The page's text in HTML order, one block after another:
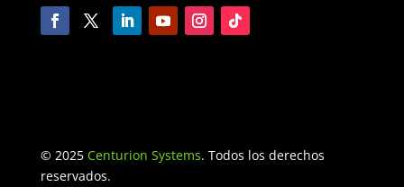
© 2025 Centurion Systems. Todos los derechos
reservados.